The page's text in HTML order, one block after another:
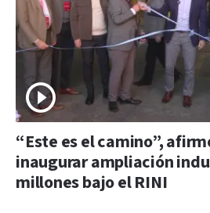
“Este es el camino”,
inaugurar ampliación
millones bajo el RINI